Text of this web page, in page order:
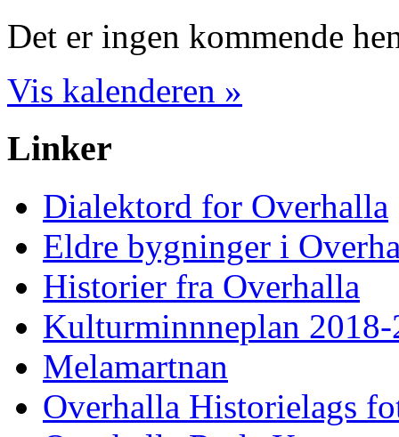
Det er ingen kommende
Vis kalenderen »
Linker
Dialektord for Overhalla
Eldre bygninger i
Historier fra Overhalla
Kulturminnneplan
Melamartnan
Overhalla Historielags